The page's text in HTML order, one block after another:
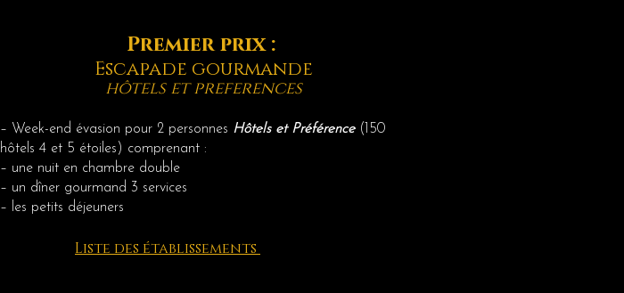
Premier prix :
Escapade gourmande
hôtels et preferences
– Week-end évasion pour 2 personnes Hôtels et Préférence (150
hôtels 4 et 5 étoiles) comprenant :
– une nuit en chambre double
– un dîner gourmand 3 services
– les petits déjeuners
Liste des établissements